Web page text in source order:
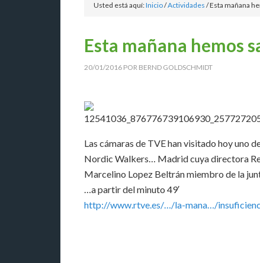
Usted está aquí:Inicio/Actividades /Esta mañana
Esta mañana hemos
20/01/2016 POR BERND GOLDSCHMIDT
Las cámaras de TVE han visitado hoy uno
Nordic Walkers… Madrid cuya directora
Marcelino Lopez Beltrán miembro de la
…a partir del minuto 49′
http://www.rtve.es/…/la-mana…/